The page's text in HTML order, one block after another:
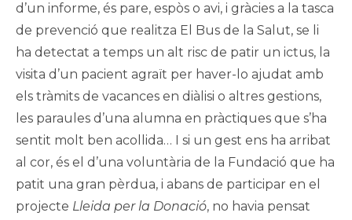
d’un informe, és pare, espòs o avi, i gràcies a la tasca
de prevenció que realitza El Bus de la Salut, se li
ha detectat a temps un alt risc de patir un ictus, la
visita d’un pacient agraït per haver-lo ajudat amb
els tràmits de vacances en diàlisi o altres gestions,
les paraules d’una alumna en pràctiques que s’ha
sentit molt ben acollida… I si un gest ens ha arribat
al cor, és el d’una voluntària de la Fundació que ha
patit una gran pèrdua, i abans de participar en el
projecte Lleida per la Donació, no havia pensat